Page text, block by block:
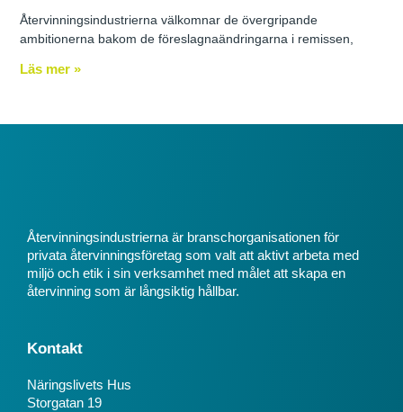
Återvinningsindustrierna välkomnar de övergripande
ambitionerna bakom de föreslagnaändringarna i remissen,
Läs mer »
Återvinningsindustrierna är branschorganisationen för
privata återvinningsföretag som valt att aktivt arbeta med
miljö och etik i sin verksamhet med målet att skapa en
återvinning som är långsiktig hållbar.
Kontakt
Näringslivets Hus
Storgatan 19